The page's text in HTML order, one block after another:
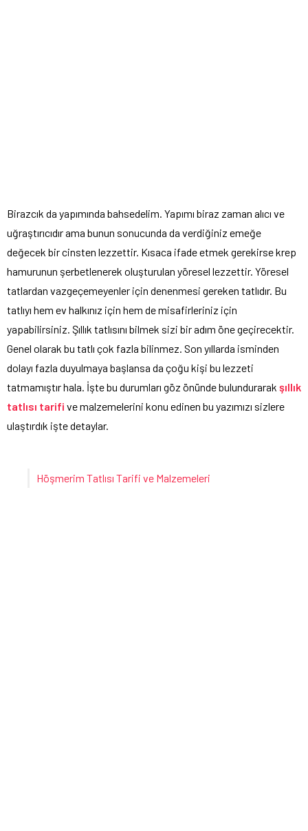
Birazcık da yapımında bahsedelim. Yapımı biraz zaman alıcı ve
uğraştırıcıdır ama bunun sonucunda da verdiğiniz emeğe
değecek bir cinsten lezzettir. Kısaca ifade etmek gerekirse krep
hamurunun şerbetlenerek oluşturulan yöresel lezzettir. Yöresel
tatlardan vazgeçemeyenler için denenmesi gereken tatlıdır. Bu
tatlıyı hem ev halkınız için hem de misafirleriniz için
yapabilirsiniz. Şıllık tatlısını bilmek sizi bir adım öne geçirecektir.
Genel olarak bu tatlı çok fazla bilinmez. Son yıllarda isminden
dolayı fazla duyulmaya başlansa da çoğu kişi bu lezzeti
tatmamıştır hala. İşte bu durumları göz önünde bulundurarak şıllık
tatlısı tarifi ve malzemelerini konu edinen bu yazımızı sizlere
ulaştırdık işte detaylar.
Höşmerim Tatlısı Tarifi ve Malzemeleri